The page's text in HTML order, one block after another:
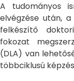
A tudományos
elvégzése után,
felkészítő
fokozat
(DLA) van
többciklusú